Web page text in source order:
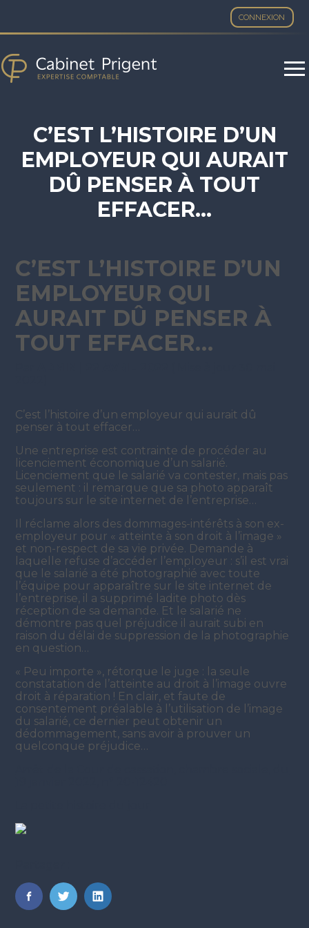
CONNEXION
Aller
au
C’EST L’HISTOIRE D’UN
EMPLOYEUR QUI AURAIT
DÛ PENSER À TOUT
EFFACER…
C’EST L’HISTOIRE D’UN
EMPLOYEUR QUI
AURAIT DÛ PENSER À
TOUT EFFACER…
C’est l’histoire d’un employeur qui aurait dû
penser à tout effacer…
Une entreprise est contrainte de procéder au
licenciement économique d’un salarié.
Licenciement que le salarié va contester, mais pas
seulement : il remarque que sa photo apparaît
toujours sur le site internet de l’entreprise…
Il réclame alors des dommages-intérêts à son ex-
employeur pour « atteinte à son droit à l’image »
et non-respect de sa vie privée. Demande à
laquelle refuse d’accéder l’employeur : s’il est vrai
que le salarié a été photographié avec toute
l’équipe pour apparaître sur le site internet de
l’entreprise, il a supprimé ladite photo dès
réception de sa demande. Et le salarié ne
démontre pas quel préjudice il aurait subi en
raison du délai de suppression de la photographie
en question…
« Peu importe », rétorque le juge : la seule
constatation de l’atteinte au droit à l’image ouvre
droit à réparation ! En clair, et faute de
consentement préalable à l’utilisation de l’image
du salarié, ce dernier peut obtenir un
dédommagement, sans avoir à prouver un
quelconque préjudice…
FaceBook
TwitterLinkedIn